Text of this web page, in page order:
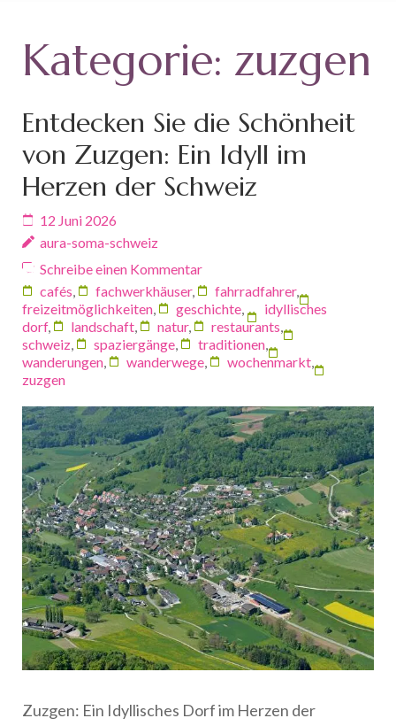
Kategorie: zuzgen
Entdecken Sie die Schönheit
von Zuzgen: Ein Idyll im
Herzen der Schweiz
12 Juni 2026
aura-soma-schweiz
Schreibe einen Kommentar
cafés
fachwerkhäuser, fahrradfahrer,
freizeitmöglichkeiten
geschichte
idyllisches
dorf, landschaft natur, restaurants
schweiz
spaziergänge traditionen
wanderungen
wanderwege wochenmarkt
zuzgen
Zuzgen: Ein Idyllisches Dorf im Herzen der